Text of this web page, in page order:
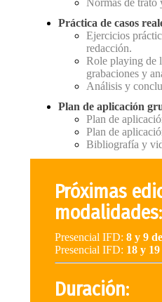
Normas de trato
Práctica de casos
Ejercicios
redacción.
Role playing de
grabaciones y
Análisis y
Plan de aplicación
Plan de
Plan de
Bibliografía y
Próximas
modalidades:
Presencial IFD:8 y 9
Presencial IFD: 18 y
Duración: